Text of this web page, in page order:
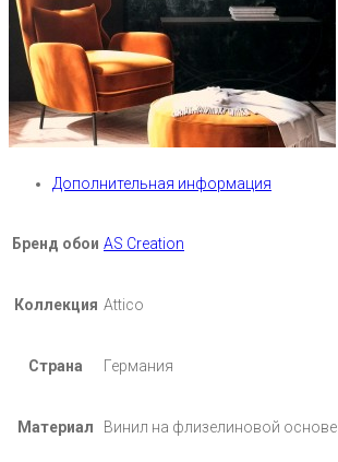
Дополнительная информация
Бренд обои AS Creation
Коллекция Attico
Страна Германия
Материал Винил на флизелиновой основе